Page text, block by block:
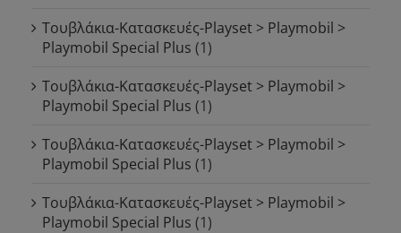
Τουβλάκια-Κατασκευές-Playset > Playmobil >
Playmobil Special Plus (1)
Τουβλάκια-Κατασκευές-Playset > Playmobil >
Playmobil Special Plus (1)
Τουβλάκια-Κατασκευές-Playset > Playmobil >
Playmobil Special Plus (1)
Τουβλάκια-Κατασκευές-Playset > Playmobil >
Playmobil Special Plus (1)